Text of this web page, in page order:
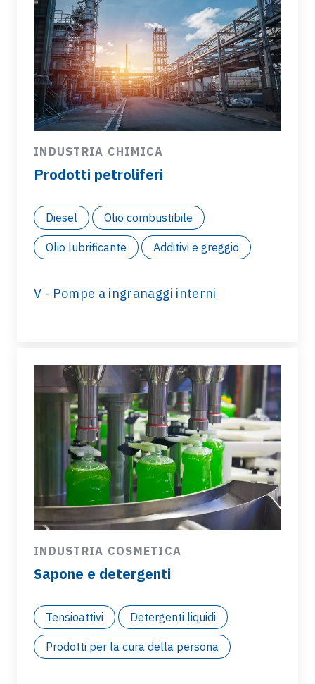
INDUSTRIA CHIMICA
Prodotti petroliferi
Diesel Olio combustibile
Olio lubrificante Additivi e greggio
V - Pompe a ingranaggi interni
INDUSTRIA COSMETICA
Sapone e detergenti
Tensioattivi Detergenti liquidi
Prodotti per la cura della persona